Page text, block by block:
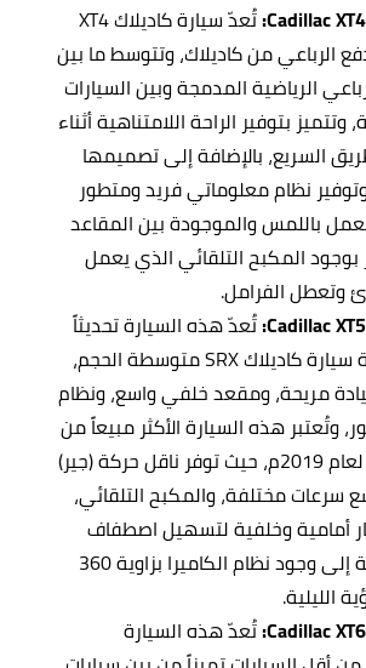
تُعدّ سيارة كاديلاك XT4
الرباعي من كاديلاك، وتتوسط ما بين
الرياضية المدمجة وبين السيارات
وتتميز بتوفير الراحة اللامتناهية أثناء
السريع، بالإضافة إلى تصميمها
وتوفير نظام معلوماتي فريد ومتطور
باللمس والموجودة بين المقاعد
بوجود المكبح التلقائي الذي يعمل
وتعطل الفرامل.
تُعدّ هذه السيارة تحديثاً
كاديلاك
SRX متوسطة الحجم،
مريحة، ومقعد خلفي واسع، ونظام
وتُعتبر هذه السيارة الأكثر مبيعاً من
منتجات كاديلاك لعام 2019م، حيث توفر ناقل حركة (جير)
سرعات مختلفة، والمكبح التلقائي،
أمامية وخلفية لتسهيل اصطفاف
السيارة، بالإضافة إلى وجود نظام الكاميرا بزاوية 360
الليلية.
تُعدّ هذه السيارة